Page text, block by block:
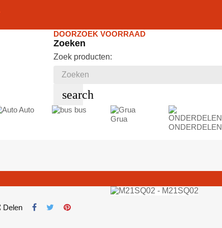
DOORZOEK VOORRAAD
Zoeken
Zoek producten:
search
Auto
bus
Grua
ONDERDELEN
Delen